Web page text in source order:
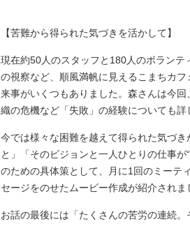
【苦難から得られた気づきを活かして】
現在約50人のスタッフと180人のボラン
の視察など、順風満帆に見えるこまちカ
来事がいくつもありました。森さんは今
織の危機など「失敗」の経験についても詳
今では様々な困難を越えて得られた気づ
と」「そのビジョンと一人ひとりの仕事
のための具体策として、月に1回のミーテ
セージをのせたムービー作成が紹介されま
お話の最後には「たくさんの苦労の連続